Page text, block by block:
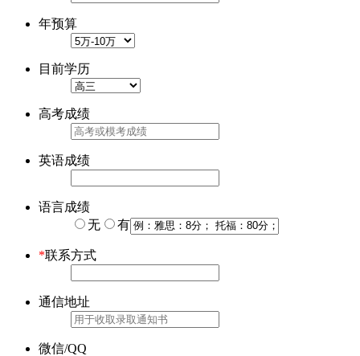
年预算
目前学历
高考成绩
英语成绩
语言成绩
无
有
*联系方式
通信地址
微信/QQ